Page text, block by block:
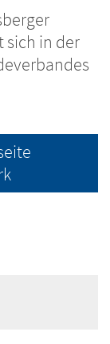
sich in der